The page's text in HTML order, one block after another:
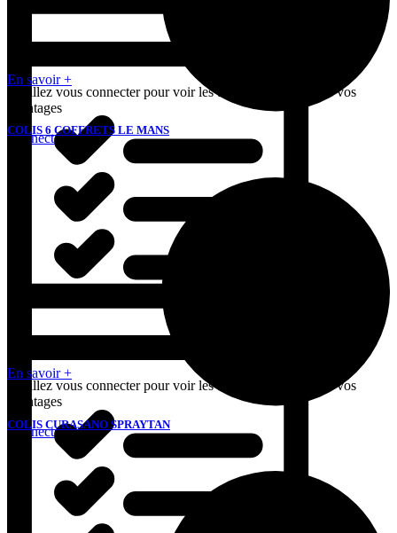
Veuillez vous connecter pour voir les tarifs et bénéficier de vos
avantages
Connectez-vous
Veuillez vous connecter pour voir les tarifs et bénéficier de vos
avantages
Connectez-vous
En savoir +
COLIS 6 COFFRETS LE MANS
En savoir +
COLIS CURASANO SPRAYTAN